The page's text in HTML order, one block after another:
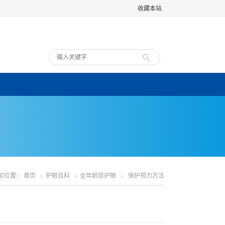
收藏本站
位置：首页 护眼百科 全年龄层护眼 保护视力方法